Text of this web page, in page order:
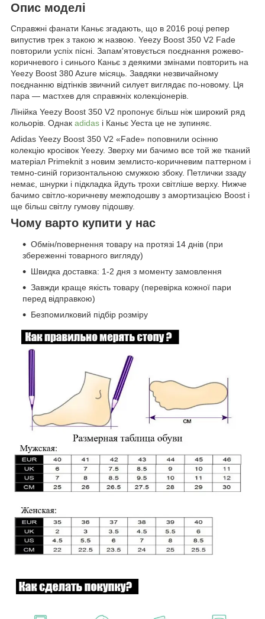
Опис моделі
Справжні фанати Каньє згадають, що в 2016 році репер
випустив трек з такою ж назвою. Yeezy Boost 350 V2 Fade
повторили успіх пісні. Запам'ятовується поєднання рожево-
коричневого і синього Каньє з деякими змінами повторить на
Yeezy Boost 380 Azure місяць. Завдяки незвичайному
поєднанню відтінків звичний силует виглядає по-новому. Ця
пара — мастхев для справжніх колекціонерів.
Лінійка Yeezy Boost 350 V2 пропонує більш ніж широкий ряд
кольорів. Однак adidas і Каньє Уеста це не зупиняє.
Adidas Yeezy Boost 350 V2 «Fade» поповнили осінню
колекцію кросівок Yeezy. Зверху ми бачимо все той же тканий
матеріал Primeknit з новим землисто-коричневим паттерном і
темно-синій горизонтальною смужкою збоку. Петлички ззаду
немає, шнурки і підкладка йдуть трохи світліше верху. Нижче
бачимо світло-коричневу межподошву з амортизацією Boost і
ще більш світлу гумову підошву.
Чому варто купити у нас
Обмін/повернення товару на протязі 14 днів (при
збереженні товарного вигляду)
Швидка доставка: 1-2 дня з моменту замовлення
Завжди краще якість товару (перевірка кожної пари
перед відправкою)
Безпомилковий підбір розміру